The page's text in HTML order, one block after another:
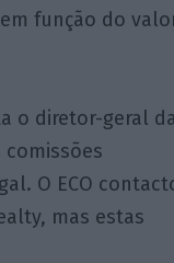
função do
o diretor-geral
comissões
O ECO
mas estas